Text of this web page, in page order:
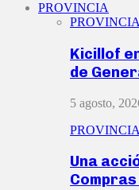
PROVINCIA
PROVINCIA
Kicillof
de
5 agosto,
PROVINCIA
Una